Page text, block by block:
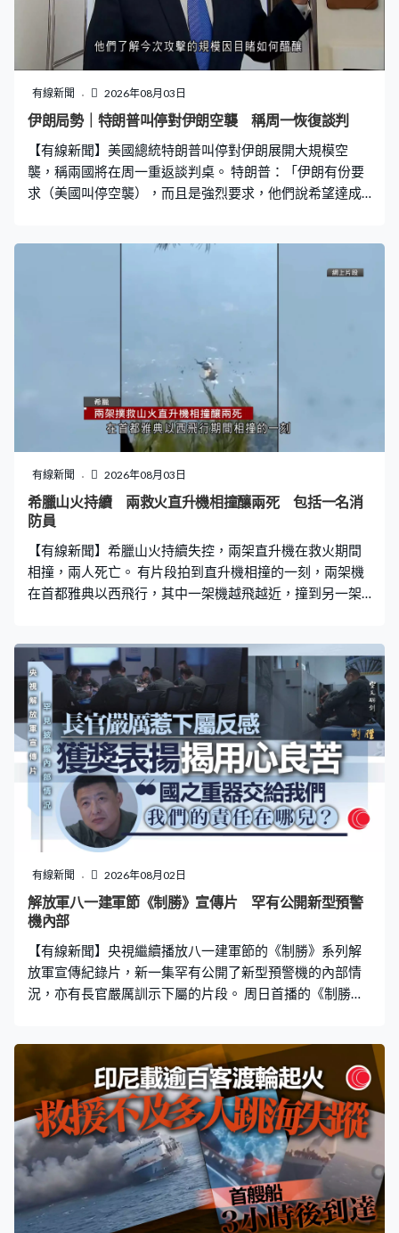
情況。 至於附近土壤錄得的自然震動頻率為0.6赫茲，與主
建築的震動頻率相距甚遠，意味當發生地震，地面較難傳
送震動能量予金字塔主建築上，繼而減低產生共振的風險
而引發劇烈搖動，令金字塔建築保持穩定。 團隊指在距離
地面約48米高的國王寢室上疊加五層石灰岩減壓，亦有助
吸收地震能量，減少結構劇烈震動而遭受嚴重破壞。團隊
又指金字塔底部寬闊、重心低及建築對稱，確保建築重量
及壓力分布平均，並在堅實的石灰岩上興建，有利抗震。
有線新聞 2026年08月03日
伊朗局勢｜特朗普叫停對伊朗空襲 稱周一恢復談判
【有線新聞】美國總統特朗普叫停對伊朗展開大規模空
襲，稱兩國將在周一重返談判桌。 特朗普：「伊朗有份要
求（美國叫停空襲），而且是強烈要求，他們說希望達成
擊，他們了解今次攻擊的規模，因目睹如何醞釀。我們即
將與他們展開談判，談判明天下午開始，看看結果如何。
將全面重開。但伊朗外交部指海峽不會回復到開戰前狀
有線新聞 2026年08月03日
希臘山火持續 兩救火直升機相撞釀兩死 包括一名消
防員
【有線新聞】希臘山火持續失控，兩架直升機在救火期間
相撞，兩人死亡。 有片段拍到直升機相撞的一刻，兩架機
在首都雅典以西飛行，其中一架機越飛越近，撞到另一架
存。總理米佐塔基斯就事件致哀。 山火波及的面積逾一萬
公頃，包括雅典附近地區和西部的凱法利尼亞島，當局加
派直升機救火。較早前已有3名消防員在撲救山火期間殉
職。
有線新聞 2026年08月02日
解放軍八一建軍節《制勝》宣傳片 罕有公開新型預警
機內部
【有線新聞】央視繼續播放八一建軍節的《制勝》系列解
放軍宣傳紀錄片，新一集罕有公開了新型預警機的內部情
況，亦有長官嚴厲訓示下屬的片段。 周日首播的《制勝》
練。解放軍空軍航空兵王維鴻：「方位么拐五，根據信號
判斷，一架高威脅、一架低威脅編隊持續前出。編隊中有
一架飛機突然進行回轉，而剩下那一架飛機，它是一個比
較低威脅的目標，所以我們對它的關注度並不是很高。報
告指揮長，低威脅洞兩附近突現高威脅信號。（重拳小
隊，高威脅，立即規避。）當時我們的主要的執行任務的
飛機已經在打擊包線之內了，已經不可逃逸了，對方耀武
揚威地從我們預警機的頭上飛了過去，當時就感覺受到奇
恥大辱。」王維鴻指給錯一次指令，個人可能沒事，但戰